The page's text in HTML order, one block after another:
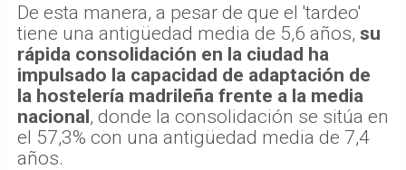
De esta manera, a pesar de que el 'tardeo'
tiene una antigüedad media de 5,6 años, su
rápida consolidación en la ciudad ha
impulsado la capacidad de adaptación de
la hostelería madrileña frente a la media
nacional, donde la consolidación se sitúa en
el 57,3% con una antigüedad media de 7,4
años.